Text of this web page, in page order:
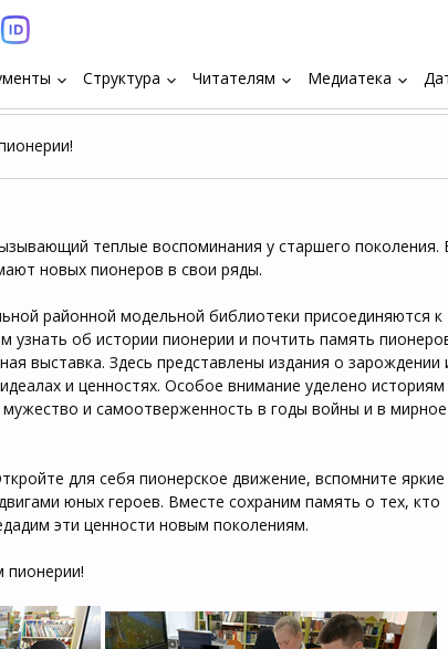
keyboard_arrow_down Структура keyboard_arrow_down Читателям keyboard_arrow_down Медиатека keyboard_arrow_down
теплые воспоминания у старшего поколения.
новых пионеров в свои ряды.
районной модельной библиотеки присоединяются к
узнать об истории пионерии и почтить память
выставка. Здесь представлены издания о зарождении
и ценностях. Особое внимание уделено
и самоотверженность в годы войны и в мирное
для себя пионерское движение, вспомните яркие
юных героев. Вместе сохраним память о тех, кто
эти ценности новым поколениям.
пионерии!